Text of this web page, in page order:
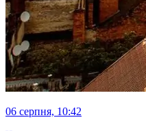
06 серпня, 10:42